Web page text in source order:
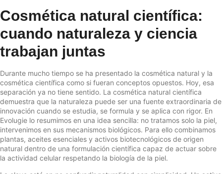
Cosmética natural científica:
cuando naturaleza y ciencia
trabajan juntas
Durante mucho tiempo se ha presentado la cosmética natural y la
cosmética científica como si fueran conceptos opuestos. Hoy, esa
separación ya no tiene sentido. La cosmética natural científica
demuestra que la naturaleza puede ser una fuente extraordinaria de
innovación cuando se estudia, se formula y se aplica con rigor. En
Evolugie lo resumimos en una idea sencilla: no tratamos solo la piel,
intervenimos en sus mecanismos biológicos. Para ello combinamos
plantas, aceites esenciales y activos biotecnológicos de origen
natural dentro de una formulación científica capaz de actuar sobre
la actividad celular respetando la biología de la piel.